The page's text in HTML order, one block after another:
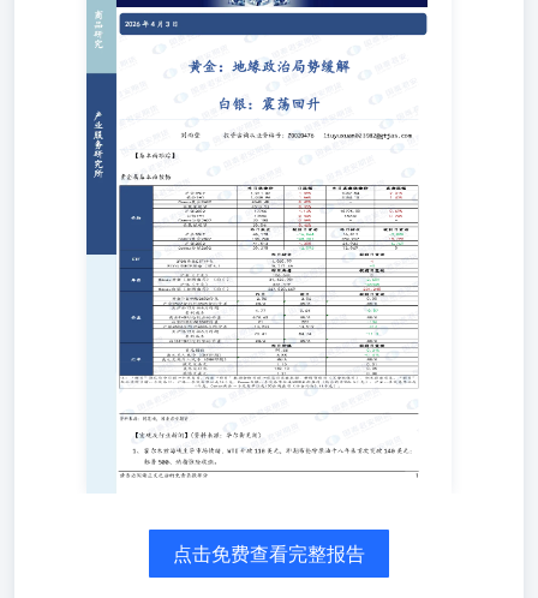
从业资格号：Z0020476liuyuxuan023982@gtjas.com 【基本
面跟踪】 【宏观及行业新闻】（资料来源：华尔街见闻）
1、霍尔木兹海峡主导市场情绪，WTI升破110美元，即期布
涨。 2、特朗普再度威胁打击伊朗基础设施；伊朗与阿曼起
草有关霍尔木兹海峡通行的协议。 3、报道：OPEC+周日会
议或增产，以应对霍尔木兹海峡极端波动。4、外媒称伊朗
已向中国寻求安全保障，如果这些保障能够提供，美以伊或
能达成停火协议，中国外交部：中方支持一切有利于和平的
努力。5、美国对钢铝铜衍生品征收25%关税，对专利药征
100%关税，但遵守协议“豁免”。6、一些以稳定著称的全球
大型对冲基金3月亏损。7、中国开展普惠算力赋能中小企业
发展行动，探索“算力银行”等创新业务。 【趋势强度】 黄
金趋势强度：0；白银趋势强度：0 国泰君安期货有限公司
（以下简称“本公司”）具有中国证监会核准的期货投资咨询
业务资格（证监许可[2011]1449号）。 本报告的观点和信息
仅供本公司的专业投资者参考，无意针对或打算违反任何地
区、国家、城市或其它法律管辖区域内的法律法规。本报告
难以设置访问权限，若给您造成不便，敬请谅解。若您并非
国泰君安期货客户中的专业投资者，请勿阅读、订阅或接收
为任何投资、法律、会计或税务建议，且本公司不会因接收
人收到本报告而视其为本公司的当然客户。请您根据自身的
点击免费查看完整报告